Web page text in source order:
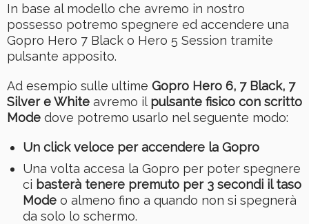
In base al modello che avremo in nostro
possesso potremo spegnere ed accendere una
Gopro Hero 7 Black o Hero 5 Session tramite
pulsante apposito.
Ad esempio sulle ultime Gopro Hero 6, 7 Black, 7
Silver e White avremo il pulsante fisico con scritto
Mode dove potremo usarlo nel seguente modo:
Un click veloce per accendere la Gopro
Una volta accesa la Gopro per poter spegnere
ci basterà tenere premuto per 3 secondi il taso
Modeo almeno fino a quando non si spegnerà
da solo lo schermo.